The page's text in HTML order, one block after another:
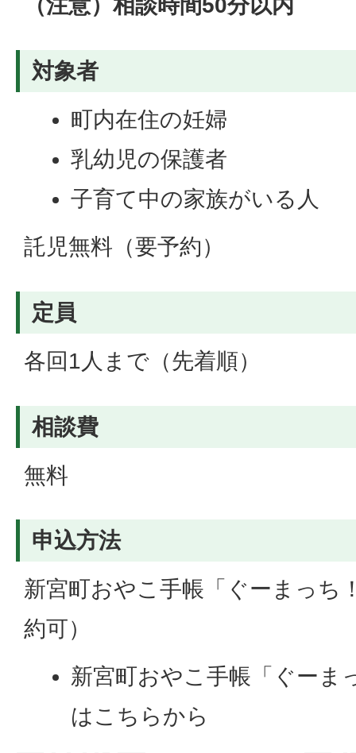
（注意）相談時間50分以内
対象者
町内在住の妊婦
乳幼児の保護者
子育て中の家族がいる人
託児無料（要予約）
定員
各回1人まで（先着順）
相談費
無料
申込方法
新宮町おやこ手帳「ぐーまっち
約可）
新宮町おやこ手帳「ぐーま
はこちらから